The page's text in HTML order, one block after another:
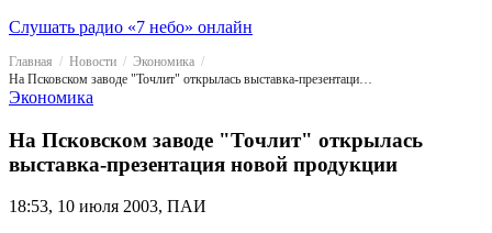
Слушать радио «7 небо» онлайн
Главная Новости
Экономика
На Псковском заводе "Точлит" открылась выставка-презентация новой продукции
Экономика
На Псковском заводе "Точлит" открылась
выставка-презентация новой продукции
18:53, 10 июля 2003, ПАИ